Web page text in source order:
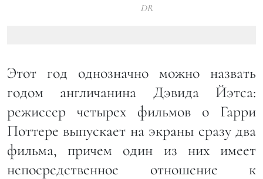
DR
Этот год однозначно можно назвать
годом англичанина Дэвида Йэтса:
режиссер четырех фильмов о Гарри
Поттере выпускает на экраны сразу два
фильма, причем один из них имеет
непосредственное отношение к